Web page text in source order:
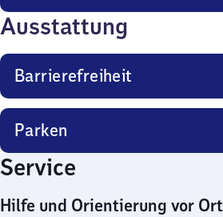
Ausstattung
Barrierefreiheit
Parken
Service
Hilfe und Orientierung vor Ort